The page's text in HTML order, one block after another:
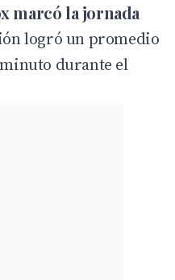
marcó la jornada
logró un promedio
durante el